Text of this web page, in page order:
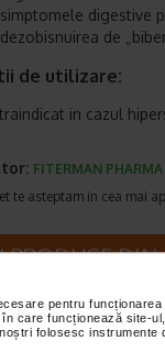
pentru
care funcționează site-
folosesc
simptomele digestive
dezobisnuirea de
de utilizare:
in cazul
FITERMAN PHARMA
te asteptam in cea mai
PRODUSE DIN
-25%